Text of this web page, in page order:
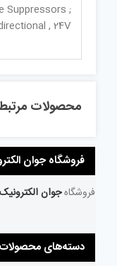
Suppressors ;
, 24V
محصولات
فروشگاه جوان
فروشگاهجوان الکترونیک
دسته‌های محصولات